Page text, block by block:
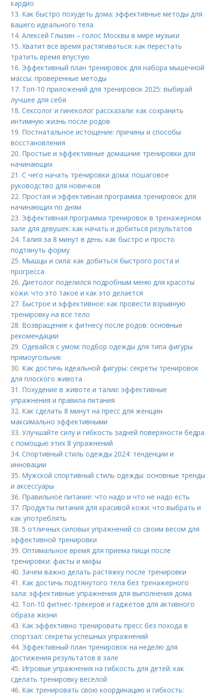
кардио
13. Как быстро похудеть дома: эффективные методы для
вашего идеального тела
14.Алексей Глызин – голос Москвы в мире музыки
15.Хватит всё время растягиваться: как перестать
тратить время впустую
16. Эффективный план тренировок для набора мышечной
массы: проверенные методы
17. Топ-10 приложений для тренировок 2025: выбирай
лучшее для себя
18.Сексолог и гинеколог рассказали: как сохранить
интимную жизнь после родов
19. Постнатальное истощение: причины и способы
восстановления
20. Простые и эффективные домашние тренировки для
начинающих
21.С чего начать тренировки дома: пошаговое
руководство для новичков
22. Простая и эффективная программа тренировок для
начинающих по дням
23. Эффективная программа тренировок в тренажерном
зале для девушек: как начать и добиться результатов
24. Талия за 8 минут в день: как быстро и просто
подтянуть форму
25. Мышцы и сила: как добиться быстрого роста и
прогресса
26. Диетолог поделился подробным меню для красоты
кожи: что это такое и как это делается
27. Быстрое и эффективное: как провести взрывную
тренировку на все тело
28. Возвращение к фитнесу после родов: основные
рекомендации
29.Одевайся с умом: подбор одежды для типа фигуры
прямоугольник
30. Как достичь идеальной фигуры: секреты тренировок
для плоского живота
31. Похудение в животе и талии: эффективные
упражнения и правила питания
32. Как сделать 8 минут на пресс для женщин
максимально эффективными
33.Улучшайте силу и гибкость задней поверхности бедра
с помощью этих 8 упражнений
34.Спортивный стиль одежды 2024: тенденции и
инновации
35. Мужской спортивный стиль одежды: основные тренды
и аксессуары
36. Правильное питание: что надо и что не надо есть
37. Продукты питания для красивой кожи: что выбрать и
как употреблять
38. 5 отличных силовых упражнений со своим весом для
эффективной тренировки
39.Оптимальное время для приема пищи после
тренировки: факты и мифы
40.Зачем важно делать растяжку после тренировки
41. Как достичь подтянутого тела без тренажерного
зала: эффективные упражнения для выполнения дома
42. Топ-10 фитнес-трекеров и гаджетов для активного
образа жизни
43. Как эффективно тренировать пресс без похода в
спортзал: секреты успешных упражнений
44. Эффективный план тренировок на неделю для
достижения результатов в зале
45. Игровые упражнения на гибкость для детей: как
сделать тренировку веселой
46. Как тренировать свою координацию и гибкость: